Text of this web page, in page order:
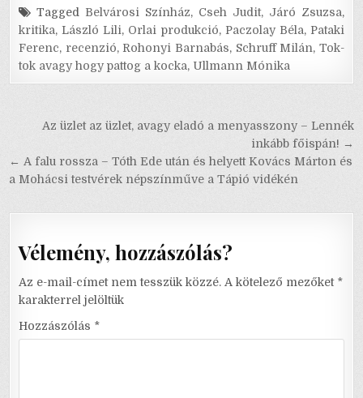
Tagged Belvárosi Színház, Cseh Judit, Járó Zsuzsa,
kritika,László Lili, Orlai produkció, Paczolay Béla, Pataki
Ferenc, recenzió, Rohonyi Barnabás, Schruff Milán, Tok-
tok avagy hogy pattog a kocka, Ullmann Mónika
Bejegyzés
navigáció
Az üzlet az üzlet, avagy eladó a menyasszony – Lennék
inkább főispán! →
← A falu rossza – Tóth Ede után és helyett Kovács Márton és
a Mohácsi testvérek népszínműve a Tápió vidékén
Vélemény, hozzászólás?
Az e-mail-címet nem tesszük közzé. A kötelező mezőket *
karakterrel jelöltük
Hozzászólás *